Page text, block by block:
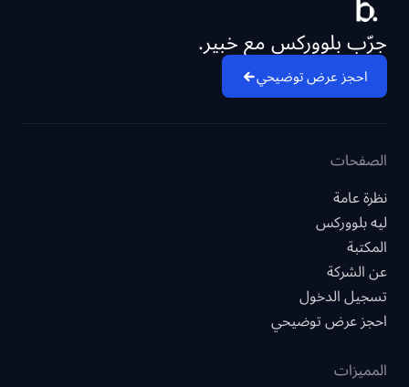
جرّب بلووركس مع خبير.
احجز عرض توضيحي
الصفحات
نظرة عامة
ليه بلووركس
المكتبة
عن الشركة
تسجيل الدخول
احجز عرض توضيحي
المميزات